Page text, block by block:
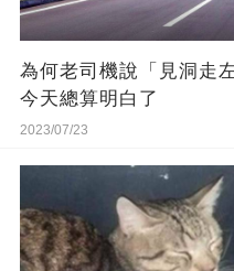
為何老司機說「見洞走
今天總算明白了
2023/07/23